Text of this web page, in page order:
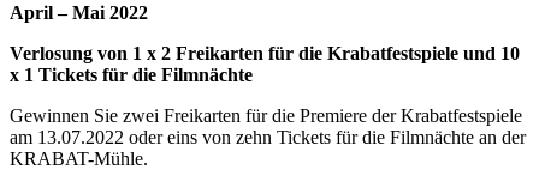
April – Mai 2022
Verlosung von 1 x 2 Freikarten für die Krabatfestspiele und 10
x 1 Tickets für die Filmnächte
Gewinnen Sie zwei Freikarten für die Premiere der Krabatfestspiele
am 13.07.2022 oder eins von zehn Tickets für die Filmnächte an der
KRABAT-Mühle.